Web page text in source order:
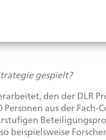
gespielt?
den der
aus der Fach-
beispielsweise